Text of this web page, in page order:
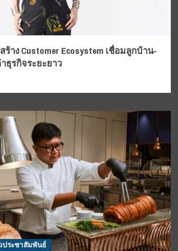
สร้าง Customer Ecosystem เชื่อมลูกบ้าน-
รกิจระยะยาว
ประชาสัมพันธ์